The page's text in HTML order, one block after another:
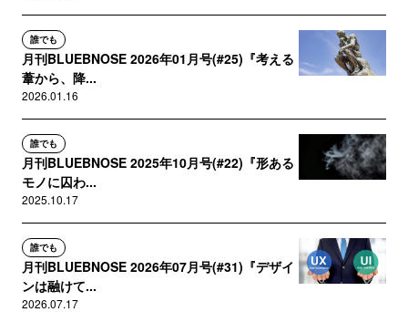
誰でも
月刊BLUEBNOSE 2026年01月号(#25)『考える
葦から、降...
2026.01.16
誰でも
月刊BLUEBNOSE 2025年10月号(#22)『形ある
モノに囚わ...
2025.10.17
誰でも
月刊BLUEBNOSE 2026年07月号(#31)『デザイ
ンは融けて...
2026.07.17